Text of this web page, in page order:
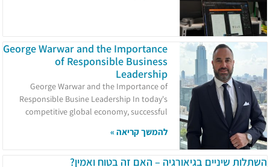
George Warwar and the Importance
of Responsible Business
Leadership
George Warwar and the Importance of
Responsible Busine Leadership In today's
competitive global economy, successful
להמשך קריאה »
השתלות שיניים בגיאורגיה – האם זה בטוח ואמין?